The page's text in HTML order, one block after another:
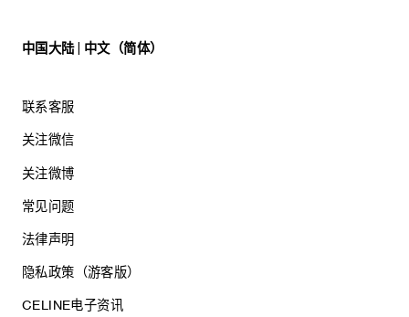
中国大陆 | 中文（简体）
联系客服
关注微信
关注微博
常见问题
法律声明
隐私政策（游客版）
CELINE电子资讯